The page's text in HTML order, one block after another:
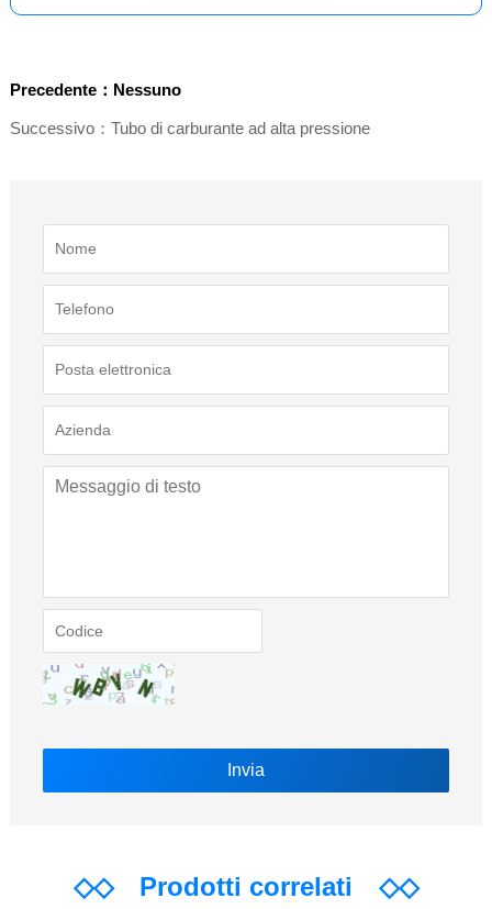
Precedente：Nessuno
Successivo：Tubo di carburante ad alta pressione
◇◇Prodotti correlati ◇◇